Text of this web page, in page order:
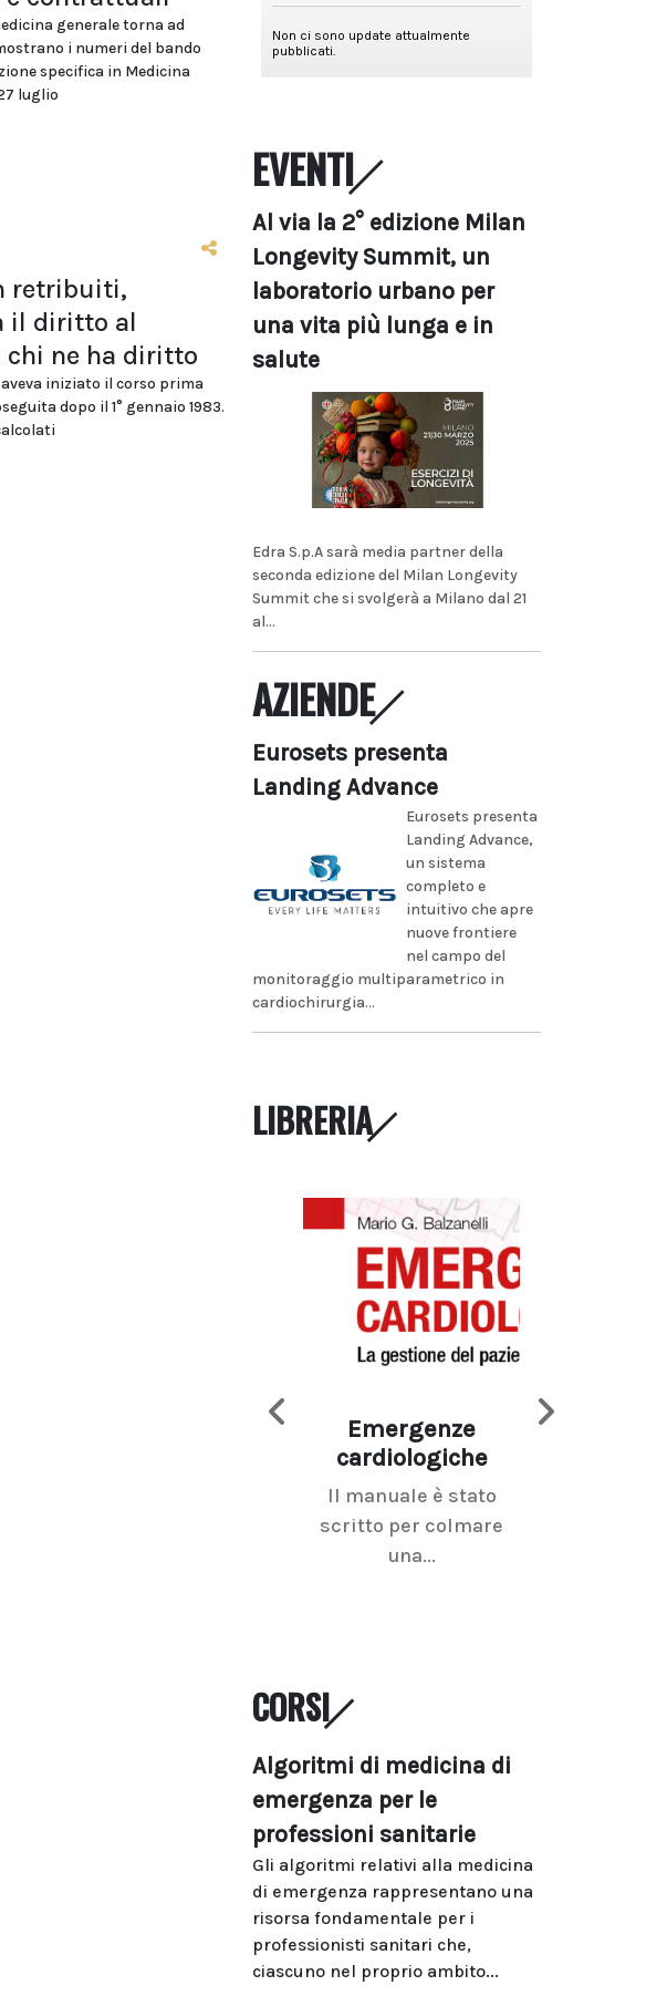
generale torna ad
i numeri del bando
specifica in Medicina
luglio
retribuiti,
il diritto al
chi ne ha diritto
iniziato il corso prima
dopo il 1° gennaio 1983.
EVENTI
Al via la 2° edizione Milan
Longevity Summit, un
laboratorio urbano per
una vita più lunga e in
salute
Edra S.p.A sarà media partner della
seconda edizione del Milan Longevity
Summit che si svolgerà a Milano dal 21
al...
AZIENDE
Eurosets presenta
Landing Advance
Eurosets presenta
Landing Advance,
un sistema
completo e
intuitivo che apre
nuove frontiere
nel campo del
monitoraggio multiparametrico in
cardiochirurgia...
LIBRERIA
Emergenze
cardiologiche
Il manuale è stato
scritto per colmare
una...
CORSI
Algoritmi di medicina di
emergenza per le
professioni sanitarie
Gli algoritmi relativi alla medicina
di emergenza rappresentano una
risorsa fondamentale per i
professionisti sanitari che,
ciascuno nel proprio ambito...